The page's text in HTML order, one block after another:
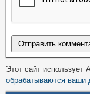
Этот сайт
обрабатываются ваши